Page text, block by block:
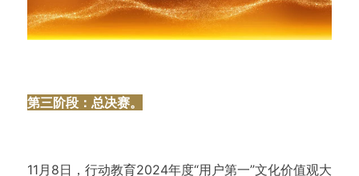
第三阶段：总决赛。
11月8日，行动教育2024年度“用户第一”文化价值观大